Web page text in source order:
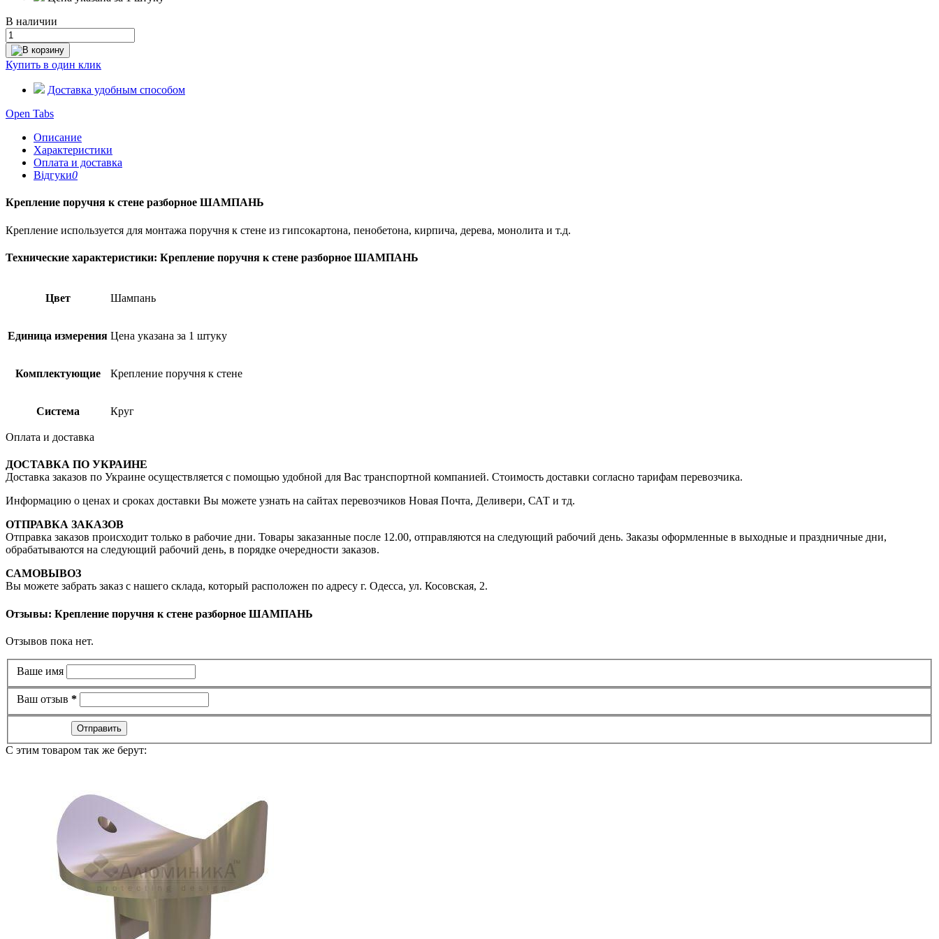
В наличии
В корзину
Купить в один клик
Доставка удобным способом
Open Tabs
Описание
Характеристики
Оплата и доставка
Відгуки0
Крепление поручня к стене разборное ШАМПАНЬ
Крепление используется для монтажа поручня к стене из гипсокартона, пенобетона, кирпича, дерева, монолита и т.д.
Технические характеристики: Крепление поручня к стене разборное ШАМПАНЬ
Цвет Шампань
Единица измерения Цена указана за 1 штуку
Комплектующие Крепление поручня к стене
Система Круг
Оплата и доставка
ДОСТАВКА ПО УКРАИНЕ
Доставка заказов по Украине осуществляется с помощью удобной для Вас транспортной компанией. Стоимость доставки согласно тарифам перевозчика.
Информацию о ценах и сроках доставки Вы можете узнать на сайтах перевозчиков Новая Почта, Деливери, САТ и тд.
ОТПРАВКА ЗАКАЗОВ
Отправка заказов происходит только в рабочие дни. Товары заказанные после 12.00, отправляются на следующий рабочий день. Заказы оформленные в выходные и праздничные дни,
обрабатываются на следующий рабочий день, в порядке очередности заказов.
САМОВЫВОЗ
Вы можете забрать заказ с нашего склада, который расположен по адресу г. Одесса, ул. Косовская, 2.
Отзывы: Крепление поручня к стене разборное ШАМПАНЬ
Отзывов пока нет.
Ваше имя
Ваш отзыв *
Отправить
C этим товаром так же берут: